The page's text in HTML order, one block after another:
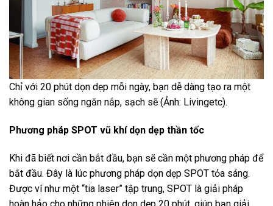
Chỉ với 20 phút dọn dẹp mỗi ngày, bạn dễ dàng tạo ra một
không gian sống ngăn nắp, sạch sẽ (Ảnh: Livingetc).
Phương pháp SPOT vũ khí dọn dẹp thần tốc
Khi đã biết nơi cần bắt đầu, bạn sẽ cần một phương pháp để
bắt đầu. Đây là lúc phương pháp dọn dẹp SPOT tỏa sáng.
Được ví như một “tia laser” tập trung, SPOT là giải pháp
hoàn hảo cho những phiên dọn dẹp 20 phút, giúp bạn giải